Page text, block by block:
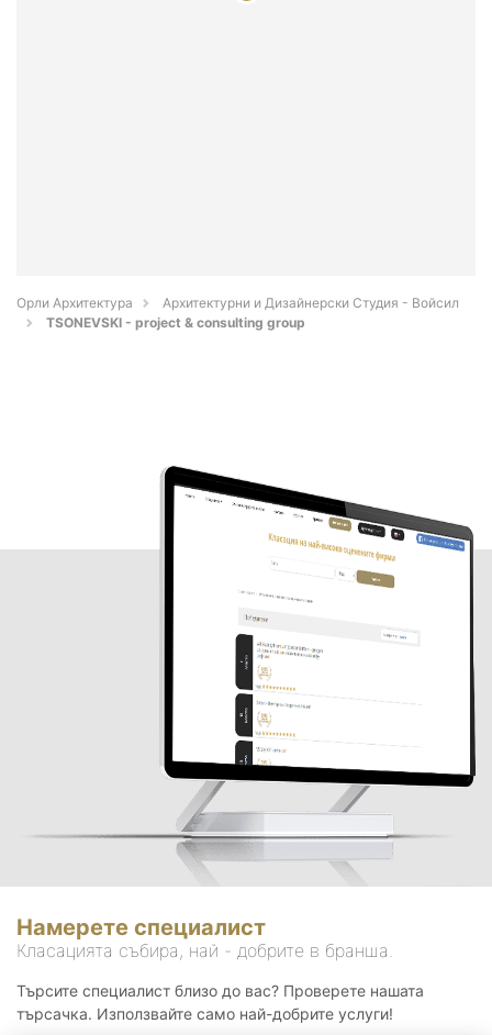
Орли Архитектура
Архитектурни и Дизайнерски Студия - Войсил
TSONEVSKI - project & consulting group
Намерете специалист
Класацията събира, най - добрите в бранша.
Търсите специалист близо до вас? Проверете нашата
търсачка. Използвайте само най-добрите услуги!